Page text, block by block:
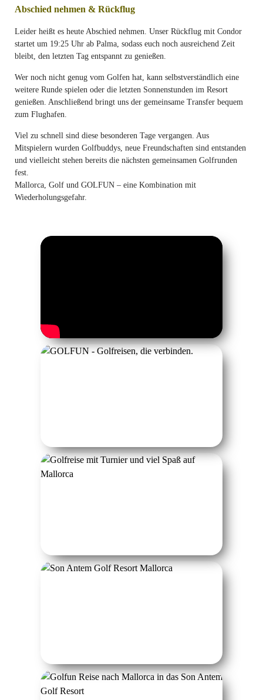
Abschied nehmen & Rückflug
Leider heißt es heute Abschied nehmen. Unser Rückflug mit Condor
startet um 19:25 Uhr ab Palma, sodass euch noch ausreichend Zeit
bleibt, den letzten Tag entspannt zu genießen.
Wer noch nicht genug vom Golfen hat, kann selbstverständlich eine
weitere Runde spielen oder die letzten Sonnenstunden im Resort
genießen. Anschließend bringt uns der gemeinsame Transfer bequem
zum Flughafen.
Viel zu schnell sind diese besonderen Tage vergangen. Aus
Mitspielern wurden Golfbuddys, neue Freundschaften sind entstanden
und vielleicht stehen bereits die nächsten gemeinsamen Golfrunden
fest.
Mallorca, Golf und GOLFUN – eine Kombination mit
Wiederholungsgefahr.